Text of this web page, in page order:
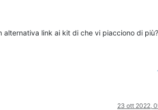
alternativa link ai kit di che vi piacciono di più?
23 ott 2022,